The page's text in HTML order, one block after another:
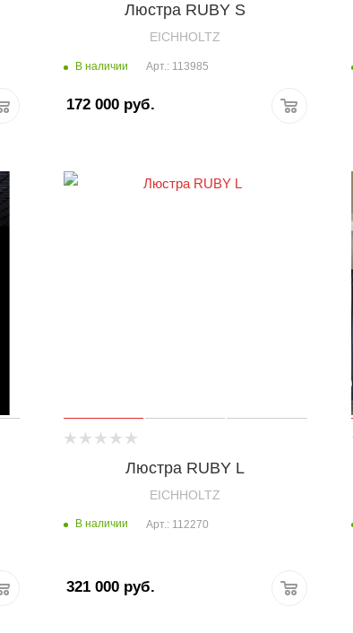
Люстра RUBY S
EICHHOLTZ
В наличии Арт.: 113985
172 000руб.
Люстра RUBY L
EICHHOLTZ
В наличии Арт.: 112270
321 000руб.